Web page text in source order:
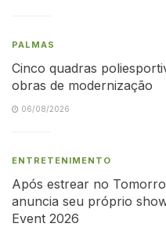
PALMAS
Cinco quadras
obras de modernização
06/08/2026
ENTRETENIMENTO
Após estrear no
anuncia seu próprio
Event 2026